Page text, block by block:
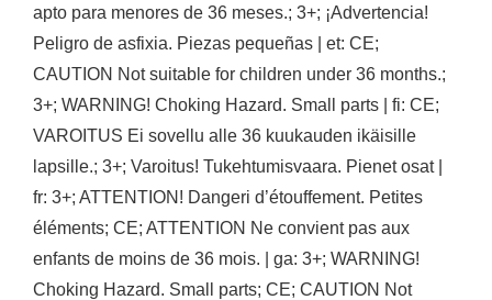
apto para menores de 36 meses.; 3+; ¡Advertencia!
Peligro de asfixia. Piezas pequeñas | et: CE;
CAUTION Not suitable for children under 36 months.;
3+; WARNING! Choking Hazard. Small parts | fi: CE;
VAROITUS Ei sovellu alle 36 kuukauden ikäisille
lapsille.; 3+; Varoitus! Tukehtumisvaara. Pienet osat |
fr: 3+; ATTENTION! Dangeri d’étouffement. Petites
éléments; CE; ATTENTION Ne convient pas aux
enfants de moins de 36 mois. | ga: 3+; WARNING!
Choking Hazard. Small parts; CE; CAUTION Not